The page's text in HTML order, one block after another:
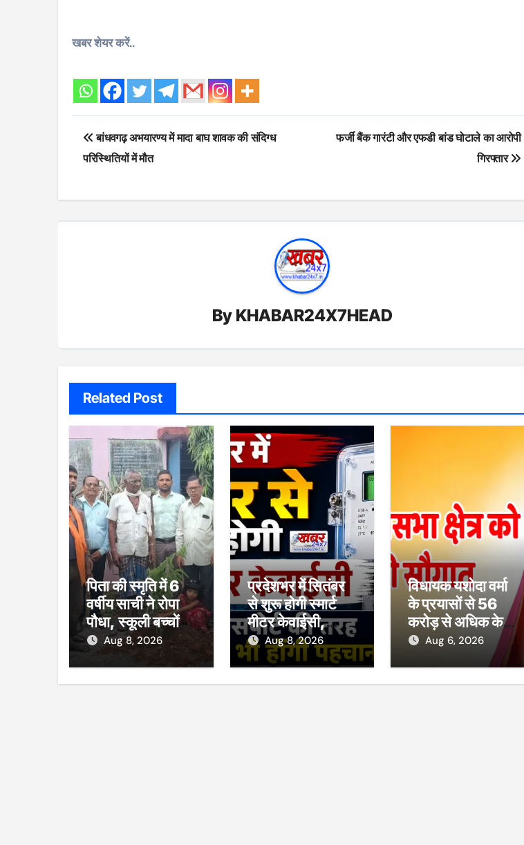
खबर शेयर करें..
Post
navigation
बांधवगढ़ अभयारण्य में मादा बाघ शावक की संदिग्ध
परिस्थितियों में मौत
फर्जी बैंक गारंटी और एफडी बांड घोटाले का आरोपी
गिरफ्तार
By KHABAR24X7HEAD
Related Post
पिता की स्मृति में 6
वर्षीय साची ने रोपा
पौधा, स्कूली बच्चों
को बांटी चॉकलेट
Aug 8, 2026
प्रदेशभर में सितंबर
से शुरू होगी स्मार्ट
मीटर केवाईसी,
राशन कार्ड-पासपोर्ट
की तरह अब मीटर की
Aug 8, 2026
विधायक यशोदा वर्मा
के प्रयासों से 56
करोड़ से अधिक के
सड़क एवं सिंचाई
Aug 6, 2026